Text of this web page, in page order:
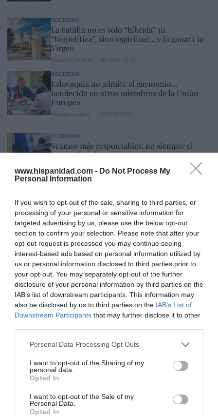
www.hispanidad.com - Do Not Process My
Personal Information
If you wish to opt-out of the sale, sharing to third parties, or
processing of your personal or sensitive information for
targeted advertising by us, please use the below opt-out
section to confirm your selection. Please note that after your
opt-out request is processed you may continue seeing
interest-based ads based on personal information utilized by
us or personal information disclosed to third parties prior to
your opt-out. You may separately opt-out of the further
disclosure of your personal information by third parties on the
IAB’s list of downstream participants. This information may
also be disclosed by us to third parties on the IAB’s List of
Downstream Participants that may further disclose it to other
Personal Data Processing Opt Outs
I want to opt-out of the Sharing of my
personal data.
Opted In
I want to opt-out of the Sale of my
Personal Data.
Opted In
SOCIEDAD
La batalla no es solo “híbrida” ni
“biopolítica”, sino espiritual... y la ganará la
Virgen
SOCIEDAD
Eslovaquia no admite el gaymonio...
bendecido en otros miembros de la Unión
Europea
ECONOMÍA
Seamos más responsables: no siempre el
banco tiene la culpa
Eulogio López 08/08/26 06:00
Occidente, la de Nagasaki sí: era la ciudad
católica del Japón
Eulogio López 08/08/26 06:00
Marcelo Gullo: “El trabajo de desmitificar la
historia, de poner la verdadera, de
desmontar la falsificación, es un trabajo
cristiano"
por Hispanidad
Artículos anteriores
Diario de la corrupción sanchista. Hazte
Oír se manifiesta delante de La Mareta:
“Pedro Sánchez es un criminal”